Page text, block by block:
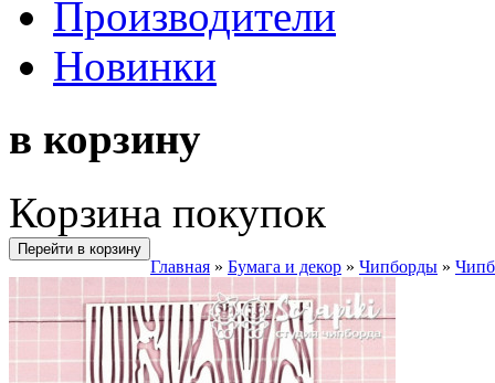
Производители
Новинки
в корзину
Корзина покупок
Перейти в корзину
Главная » Бумага и декор » Чипборды »